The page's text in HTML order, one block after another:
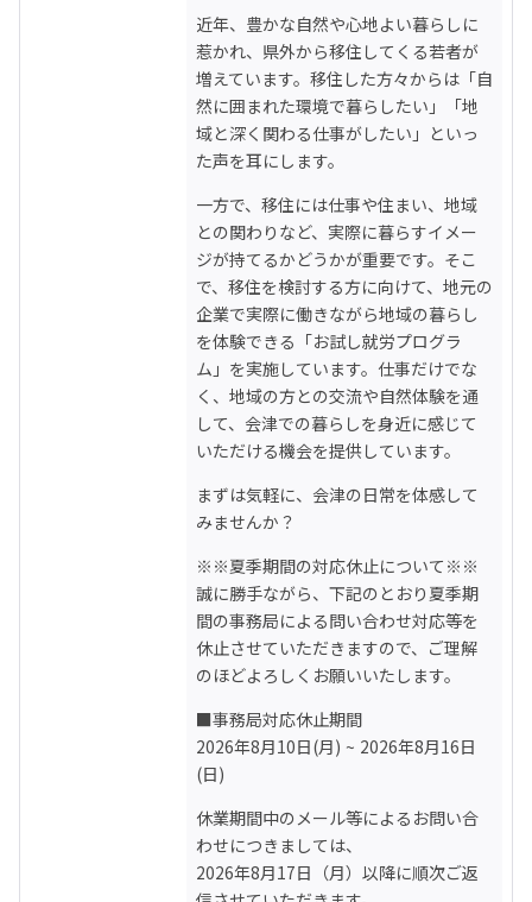
近年、豊かな自然や心地よい暮らしに
惹かれ、県外から移住してくる若者が
増えています。移住した方々からは「自
然に囲まれた環境で暮らしたい」「地
域と深く関わる仕事がしたい」といっ
た声を耳にします。
一方で、移住には仕事や住まい、地域
との関わりなど、実際に暮らすイメー
ジが持てるかどうかが重要です。そこ
で、移住を検討する方に向けて、地元の
企業で実際に働きながら地域の暮らし
を体験できる「お試し就労プログラ
ム」を実施しています。仕事だけでな
く、地域の方との交流や自然体験を通
して、会津での暮らしを身近に感じて
いただける機会を提供しています。
まずは気軽に、会津の日常を体感して
みませんか？
※※夏季期間の対応休止について※※
誠に勝手ながら、下記のとおり夏季期
間の事務局による問い合わせ対応等を
休止させていただきますので、ご理解
のほどよろしくお願いいたします。
■事務局対応休止期間
2026年8月10日(月) ~ 2026年8月16日
(日)
休業期間中のメール等によるお問い合
わせにつきましては、
2026年8月17日（月）以降に順次ご返